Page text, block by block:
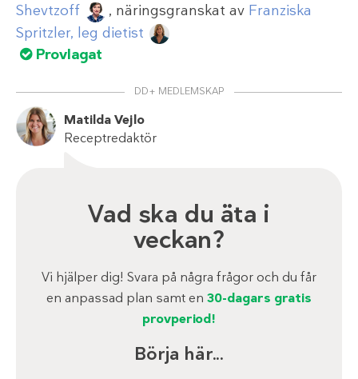
Shevtzoff
, näringsgranskat av Franziska
Spritzler, leg dietist
Provlagat
DD+ MEDLEMSKAP
Matilda Vejlo
Receptredaktör
Vad ska du äta i
veckan?
Vi hjälper dig! Svara på några frågor och du får
en anpassad plan samt en 30-dagars gratis
provperiod!
Börja här...